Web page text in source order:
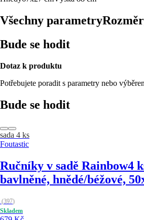
Všechny parametry
Bude se hodit
Dotaz k produktu
Potřebujete poradit s parametry nebo
Bude se hodit
sada 4 ks
Foutastic
Ručníky v sadě Rainbow4
bavlněné, hnědé/béžové,
(397)
Skladem